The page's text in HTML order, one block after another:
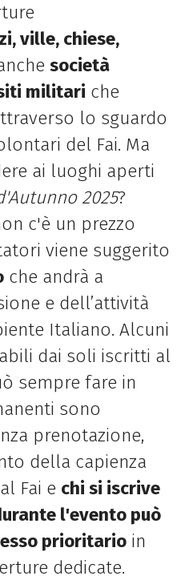
ville, chiese,
società
militari che
lo sguardo
del Fai. Ma
ai luoghi aperti
2025?
c'è un prezzo
viene suggerito
che andrà a
e dell’attività
Italiano. Alcuni
dai soli iscritti al
sempre fare in
sono
prenotazione,
della capienza
Fai e chi si iscrive
l'evento può
prioritarioin
dedicate.